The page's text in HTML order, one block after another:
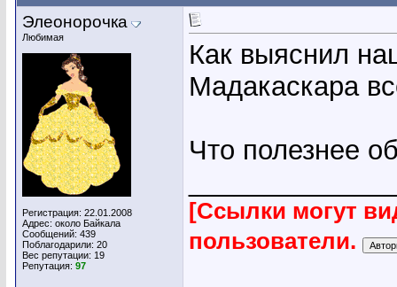
Элеонорочка
Любимая
Регистрация: 22.01.2008
Адрес: около Байкала
Сообщений: 439
Поблагодарили: 20
Вес репутации: 19
Репутация: 97
Как выяснил
Мадакаскара
Что полезнее
[Ссылки могут
пользователи.